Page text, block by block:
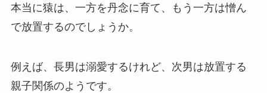
本当に猿は、一方を丹念に育て、もう一方は憎ん
で放置するのでしょうか。
例えば、長男は溺愛するけれど、次男は放置する
親子関係のようです。